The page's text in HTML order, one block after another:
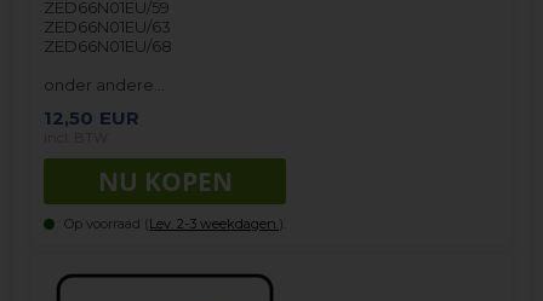
ZED66N01EU/59
ZED66N01EU/63
ZED66N01EU/68
onder andere…
12,50 EUR
Op voorraad (Lev. 2-3 weekdagen. ).